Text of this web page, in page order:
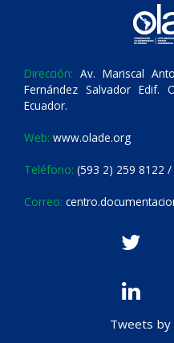
Dirección: Av. Mariscal
Fernández Salvador
Ecuador.
Web: www.olade.org
Teléfono: (593 2) 259 8122
Correo:
Tweets by